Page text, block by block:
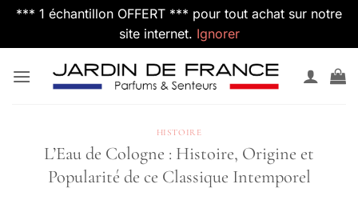
*** 1 échantillon OFFERT *** pour tout achat sur notre
site internet. Ignorer
HISTOIRE
L’Eau de Cologne : Histoire, Origine et
Popularité de ce Classique Intemporel